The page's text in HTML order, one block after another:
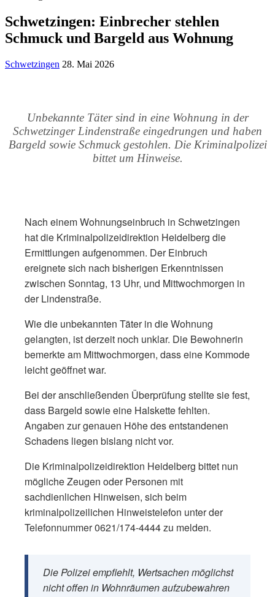
Schwetzingen: Einbrecher stehlen
Schmuck und Bargeld aus Wohnung
Schwetzingen 28. Mai 2026
Unbekannte Täter sind in eine Wohnung in der
Schwetzinger Lindenstraße eingedrungen und haben
Bargeld sowie Schmuck gestohlen. Die Kriminalpolizei
bittet um Hinweise.
Nach einem Wohnungseinbruch in Schwetzingen
hat die Kriminalpolizeidirektion Heidelberg die
Ermittlungen aufgenommen. Der Einbruch
ereignete sich nach bisherigen Erkenntnissen
zwischen Sonntag, 13 Uhr, und Mittwochmorgen in
der Lindenstraße.
Wie die unbekannten Täter in die Wohnung
gelangten, ist derzeit noch unklar. Die Bewohnerin
bemerkte am Mittwochmorgen, dass eine Kommode
leicht geöffnet war.
Bei der anschließenden Überprüfung stellte sie fest,
dass Bargeld sowie eine Halskette fehlten.
Angaben zur genauen Höhe des entstandenen
Schadens liegen bislang nicht vor.
Die Kriminalpolizeidirektion Heidelberg bittet nun
mögliche Zeugen oder Personen mit
sachdienlichen Hinweisen, sich beim
kriminalpolizeilichen Hinweistelefon unter der
Telefonnummer 0621/174-4444 zu melden.
Die Polizei empfiehlt, Wertsachen möglichst
nicht offen in Wohnräumen aufzubewahren